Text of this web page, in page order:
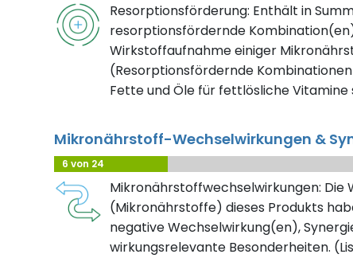
Resorptionsförderung: Enthält in
resorptionsfördernde
Wirkstoffaufnahme einiger
(Resorptionsfördernde
Fette und Öle für fettlösliche Vitamine
Mikronährstoff-Wechselwirkungen &
6 von 24
Mikronährstoffwechselwirkungen: Die
(Mikronährstoffe) dieses Produkts
negative Wechselwirkung(en),
wirkungsrelevante Besonderheiten.